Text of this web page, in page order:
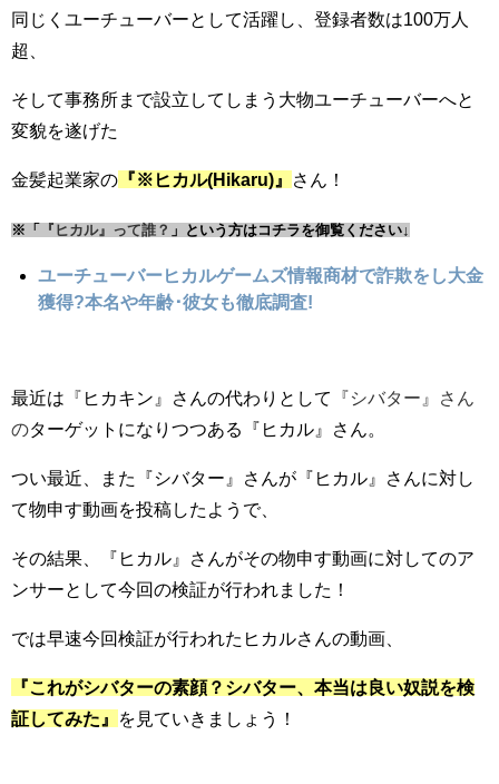
同じくユーチューバーとして活躍し、登録者数は100万人
超、
そして事務所まで設立してしまう大物ユーチューバーへと
変貌を遂げた
金髪起業家の 『※ヒカル(Hikaru)』 さん！
※「 『ヒカル』って誰？ 」という方はコチラを御覧ください↓
ユーチューバーヒカルゲームズ情報商材で詐欺をし大金
獲得?本名や年齢･彼女も徹底調査!
最近は 『 ヒカキン』さんの代わりとして
『シバター』さん
のターゲットになりつつある『ヒカル』さん。
つい最近、また『シバター』さんが『ヒカル』さんに対し
て物申す動画を投稿したようで、
その結果、『ヒカル』さんがその物申す動画に対してのア
ンサーとして今回の検証が行われました！
では早速今回検証が行われたヒカルさんの動画、
『これがシバターの素顔？シバター、本当は良い奴説を検
証してみた』
を見ていきましょう！